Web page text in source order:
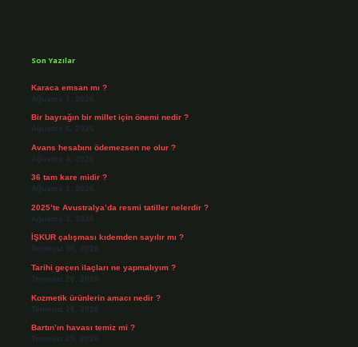
Son Yazılar
Karaca emsan mı ?
Ağustos 7, 2026
Bir bayrağın bir millet için önemi nedir ?
Ağustos 6, 2026
Avans hesabını ödemezsen ne olur ?
Ağustos 4, 2026
36 tam kare midir ?
Ağustos 3, 2026
2025’te Avustralya’da resmi tatiller nelerdir ?
Ağustos 3, 2026
İŞKUR çalışması kıdemden sayılır mı ?
Temmuz 30, 2026
Tarihi geçen ilaçları ne yapmalıyım ?
Temmuz 28, 2026
Kozmetik ürünlerin amacı nedir ?
Temmuz 26, 2026
Bartın’ın havası temiz mi ?
Temmuz 25, 2026